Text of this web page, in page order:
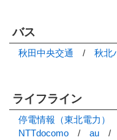
バス
秋田中央交通 / 秋北
ライフライン
停電情報（東北電力）
NTTdocomo / au /